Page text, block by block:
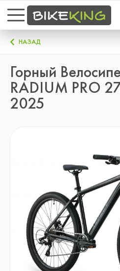
НАЗАД
Горный
RADIUM PRO
2025